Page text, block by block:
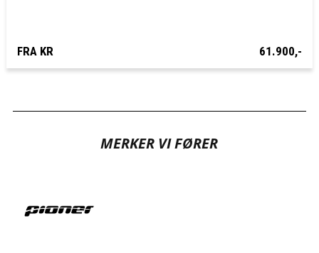
FRA KR 61.900,-
MERKER VI FØRER